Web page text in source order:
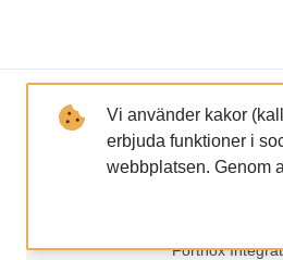
LÄNKAR
GDPR och
Fortnox
Vi använder kakor
erbjuda funktioner i
webbplatsen. Genom